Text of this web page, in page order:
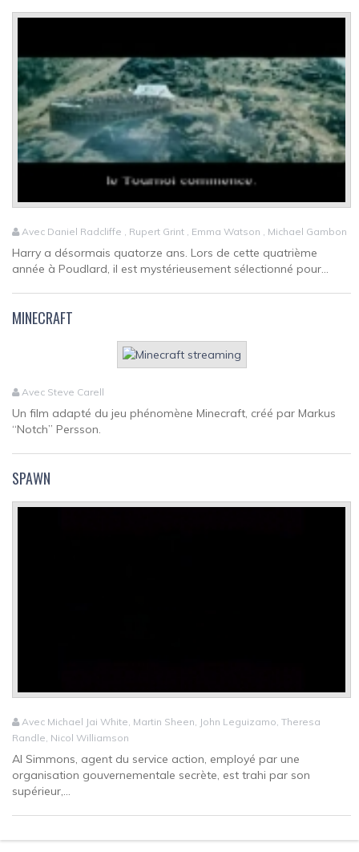
Avec Daniel Radcliffe , Rupert Grint , Emma Watson , Michael Gambon
Harry a désormais quatorze ans. Lors de cette quatrième
année à Poudlard, il est mystérieusement sélectionné pour...
MINECRAFT
Avec Steve Carell
Un film adapté du jeu phénomène Minecraft, créé par Markus
“Notch” Persson.
SPAWN
Avec Michael Jai White, Martin Sheen, John Leguizamo, Theresa
Randle, Nicol Williamson
Al Simmons, agent du service action, employé par une
organisation gouvernementale secrète, est trahi par son
supérieur,...